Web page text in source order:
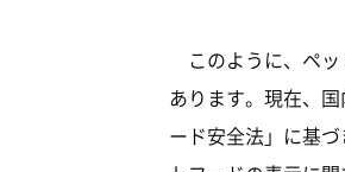
このように、ペッ
あります。現在、
ード安全法」に基